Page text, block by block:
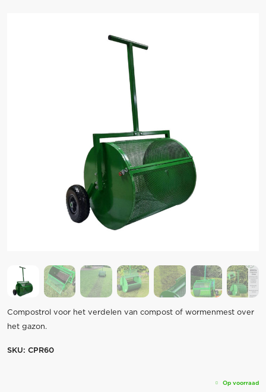
Compostrol voor het verdelen van compost of wormenmest over
het gazon.
Op voorraad
SKU: CPR60